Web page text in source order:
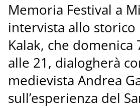
Memoria Festival a
intervista allo storico
Kalak, che domenica
alle 21, dialogherà
medievista Andrea
sull’esperienza del